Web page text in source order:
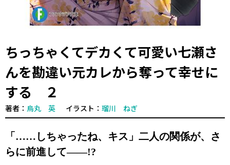
ちっちゃくてデカくて可愛い七瀬さ
んを勘違い元カレから奪って幸せに
する ２
著者： 烏丸 英 イラスト： 瑠川 ねぎ
「……しちゃったね、キス」二人の関係が、さ
らに前進して――!?